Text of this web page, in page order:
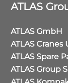
ATLAS
ATLAS GmbH
ATLAS Cranes
ATLAS Spare
ATLAS Group